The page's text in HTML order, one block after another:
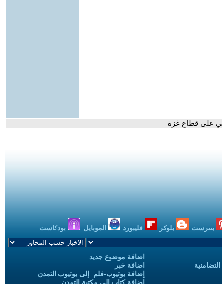
على قطاع غزة
بنترست بلوكر فليبورد الموبايل بودكاست
اضافة موضوع جديد
اضافة خبر
إضافة يوتيوب-فلم إلى يوتيوب التمدن
إضافة كتاب إلى مكتبة التمدن